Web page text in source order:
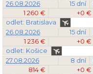
26.08.2026
15 dní
1 260 €
+0 €
odlet: Bratislava
26.08.2026
15 dní
1 236 €
+0 €
odlet: Košice
27.08.2026
8 dní
814 €
+0 €